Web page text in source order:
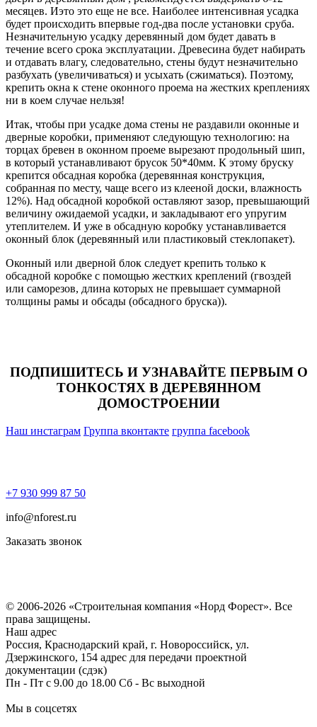
месяцев. Иэто это еще не все. Наиболее интенсивная усадка
будет происходить впервые год-два после установки сруба.
Незначительную усадку деревянный дом будет давать в
течение всего срока эксплуатации. Древесина будет набирать
и отдавать влагу, следовательно, стены будут незначительно
разбухать (увеличиваться) и усыхать (сжиматься). Поэтому,
крепить окна к стене оконного проема на жестких креплениях
ни в коем случае нельзя!
Итак, чтобы при усадке дома стены не раздавили оконные и
дверные коробки, применяют следующую технологию: на
торцах бревен в оконном проеме вырезают продольный шип,
в который устанавливают брусок 50*40мм. К этому бруску
крепится обсадная коробка (деревянная конструкция,
собранная по месту, чаще всего из клееной доски, влажность
12%). Над обсадной коробкой оставляют зазор, превышающий
величину ожидаемой усадки, и закладывают его упругим
утеплителем. И уже в обсадную коробку устанавливается
оконный блок (деревянный или пластиковый стеклопакет).
Оконный или дверной блок следует крепить только к
обсадной коробке с помощью жестких креплений (гвоздей
или саморезов, длина которых не превышает суммарной
толщины рамы и обсады (обсадного бруска)).
ПОДПИШИТЕСЬ И УЗНАВАЙТЕ ПЕРВЫМ О
ТОНКОСТЯХ В ДЕРЕВЯННОМ
ДОМОСТРОЕНИИ
Наш инстаграм Группа вконтакте группа facebook
+7 930 999 87 50
info@nforest.ru
Заказать звонок
© 2006-2026 «Строительная компания «Норд Форест». Все
права защищены.
Наш адрес
Россия, Краснодарский край, г. Новороссийск, ул.
Дзержинского, 154 адрес для передачи проектной
документации (сдэк)
Пн - Пт с 9.00 до 18.00 Сб - Вс выходной
Мы в соцсетях